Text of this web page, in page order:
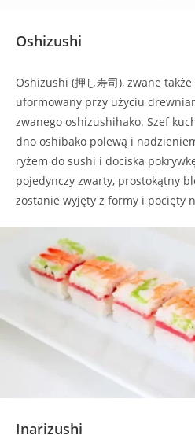
Oshizushi
Oshizushi (押し寿司), zwane
uformowany przy użyciu
zwanego oshizushihako. Szef
dno oshibako polewą i
ryżem do sushi i dociska
pojedynczy zwarty, prostokątny
zostanie wyjęty z formy i pocięty
Inarizushi